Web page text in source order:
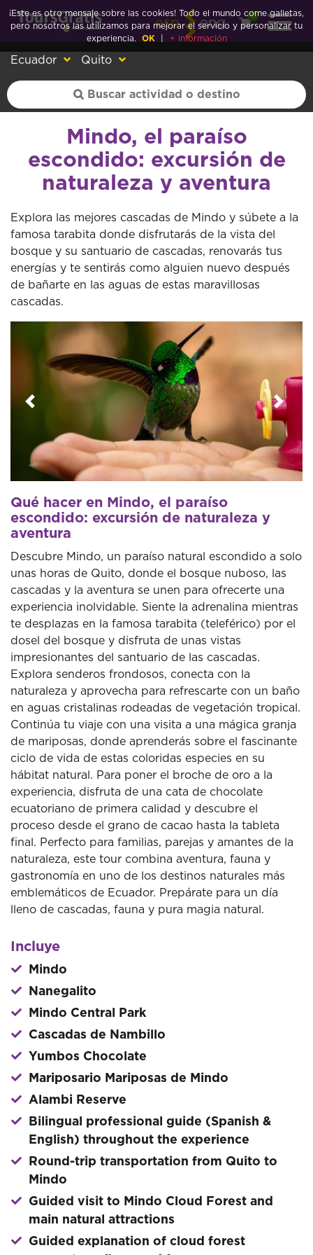
esp eng
0
Ecuador Quito
Mindo, el paraíso
escondido: excursión de
naturaleza y aventura
Explora las mejores cascadas de Mindo y súbete a la
famosa tarabita donde disfrutarás de la vista del
bosque y su santuario de cascadas, renovarás tus
energías y te sentirás como alguien nuevo después
de bañarte en las aguas de estas maravillosas
cascadas.
Anterior
Qué hacer en Mindo, el paraíso
escondido: excursión de naturaleza y
aventura
Descubre Mindo, un paraíso natural escondido a solo
unas horas de Quito, donde el bosque nuboso, las
cascadas y la aventura se unen para ofrecerte una
experiencia inolvidable. Siente la adrenalina mientras
te desplazas en la famosa tarabita (teleférico) por el
dosel del bosque y disfruta de unas vistas
impresionantes del santuario de las cascadas.
Explora senderos frondosos, conecta con la
naturaleza y aprovecha para refrescarte con un baño
en aguas cristalinas rodeadas de vegetación tropical.
Continúa tu viaje con una visita a una mágica granja
de mariposas, donde aprenderás sobre el fascinante
ciclo de vida de estas coloridas especies en su
hábitat natural. Para poner el broche de oro a la
experiencia, disfruta de una cata de chocolate
ecuatoriano de primera calidad y descubre el
proceso desde el grano de cacao hasta la tableta
final. Perfecto para familias, parejas y amantes de la
naturaleza, este tour combina aventura, fauna y
gastronomía en uno de los destinos naturales más
emblemáticos de Ecuador. Prepárate para un día
lleno de cascadas, fauna y pura magia natural.
Incluye
Mindo
Nanegalito
Mindo Central Park
Cascadas de Nambillo
Yumbos Chocolate
Mariposario Mariposas de Mindo
Alambi Reserve
Bilingual professional guide (Spanish &
English) throughout the experience
Round-trip transportation from Quito to
Mindo
Guided visit to Mindo Cloud Forest and
main natural attractions
Guided explanation of cloud forest
¡Este es otro mensaje sobre las cookies! Todo el mundo come galletas,
pero nosotros las utilizamos para mejorar el servicio y personalizar tu
experiencia.
OK + información